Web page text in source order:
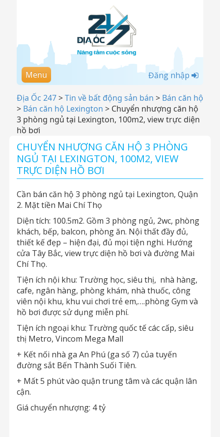
Menu Đăng nhập
Địa Ốc 247>Tin về bất động sản bán > Bán căn hộ
> Bán căn hộ Lexington > Chuyển nhượng căn hộ
3 phòng ngủ tại Lexington, 100m2, view trực diện
hồ bơi
CHUYỂN NHƯỢNG CĂN HỘ 3 PHÒNG
NGỦ TẠI LEXINGTON, 100M2, VIEW
TRỰC DIỆN HỒ BƠI
Cần bán căn hộ 3 phòng ngủ tại Lexington, Quận
2. Mặt tiền Mai Chí Thọ
Diện tích: 100.5m2. Gồm 3 phòng ngủ, 2wc, phòng
khách, bếp, balcon, phòng ăn. Nội thất đầy đủ,
thiết kế đẹp – hiện đại, đủ mọi tiện nghi. Hướng
cửa Tây Bắc, view trực diện hồ bơi và đường Mai
Chí Thọ.
Tiện ích nội khu: Trường học, siêu thị, nhà hàng,
cafe, ngân hàng, phòng khám, nhà thuốc, công
viên nội khu, khu vui chơi trẻ em,….phòng Gym và
hồ bơi được sử dụng miễn phí.
Tiện ích ngoại khu: Trường quốc tế các cấp, siêu
thị Metro, Vincom Mega Mall
+ Kết nối nhà ga An Phú (ga số 7) của tuyến
đường sắt Bến Thành Suối Tiên.
+ Mất 5 phút vào quận trung tâm và các quận lân
cận.
Giá chuyển nhượng: 4 tỷ